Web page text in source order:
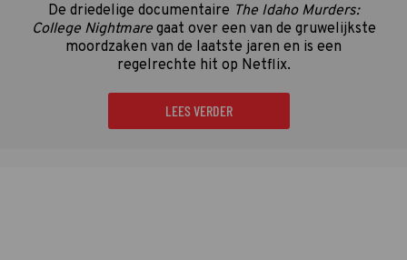
De driedelige documentaire The Idaho Murders:
College Nightmaregaat over een van de gruwelijkste
moordzaken van de laatste jaren en is een
regelrechte hit op Netflix.
LEES VERDER